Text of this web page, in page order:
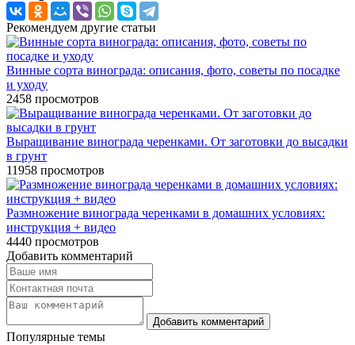
Рекомендуем другие статьи
Винные сорта винограда: описания, фото, советы по посадке
и уходу
2458 просмотров
Выращивание винограда черенками. От заготовки до высадки
в грунт
11958 просмотров
Размножение винограда черенками в домашних условиях:
инструкция + видео
4440 просмотров
Добавить комментарий
Популярные темы